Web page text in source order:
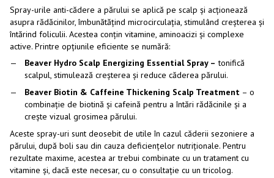
Spray-urile anti-cădere a părului se aplică pe scalp și acționează
asupra rădăcinilor, îmbunătățind microcirculația, stimulând creșterea și
întărind foliculii. Acestea conțin vitamine, aminoacizi și complexe
active. Printre opțiunile eficiente se numără:
Beaver Hydro Scalp Energizing Essential Spray – tonifică
scalpul, stimulează creșterea și reduce căderea părului.
Beaver Biotin & Caffeine Thickening Scalp Treatment – ​​o
combinație de biotină și cafeină pentru a întări rădăcinile și a
crește vizual grosimea părului.
Aceste spray-uri sunt deosebit de utile în cazul căderii sezoniere a
părului, după boli sau din cauza deficiențelor nutriționale. Pentru
rezultate maxime, acestea ar trebui combinate cu un tratament cu
vitamine și, dacă este necesar, cu o consultație cu un tricolog.